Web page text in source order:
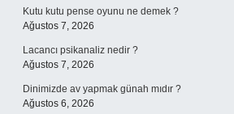
Kutu kutu pense oyunu ne demek ?
Ağustos 7, 2026
Lacancı psikanaliz nedir ?
Ağustos 7, 2026
Dinimizde av yapmak günah mıdır ?
Ağustos 6, 2026